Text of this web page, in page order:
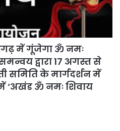
में गूंजेगा ॐ नमः
द्वारा 17 अगस्त से
समिति के मार्गदर्शन में
‘अखंड ॐ नमः शिवाय